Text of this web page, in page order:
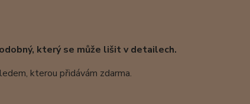
který se může lišit v detailech.
kterou přidávám zdarma.